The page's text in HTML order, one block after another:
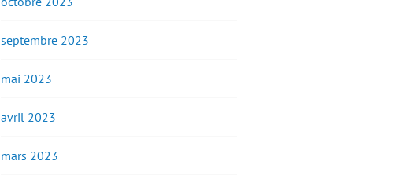
septembre 2023
mai 2023
avril 2023
mars 2023